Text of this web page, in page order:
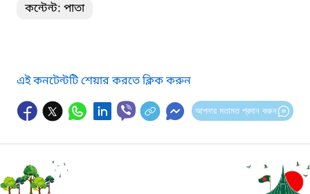
কন্টেন্ট: পাতা
এই কনটেন্টটি শেয়ার করতে ক্লিক করুন
আপনার মতামত প্রদান করুন